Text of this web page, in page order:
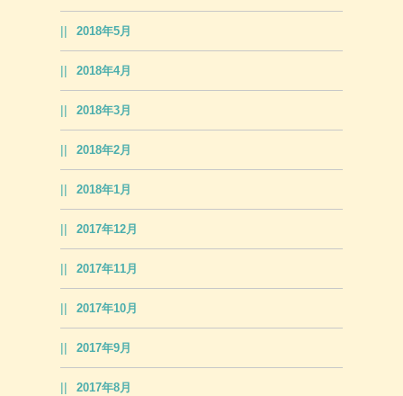
2018年5月
2018年4月
2018年3月
2018年2月
2018年1月
2017年12月
2017年11月
2017年10月
2017年9月
2017年8月